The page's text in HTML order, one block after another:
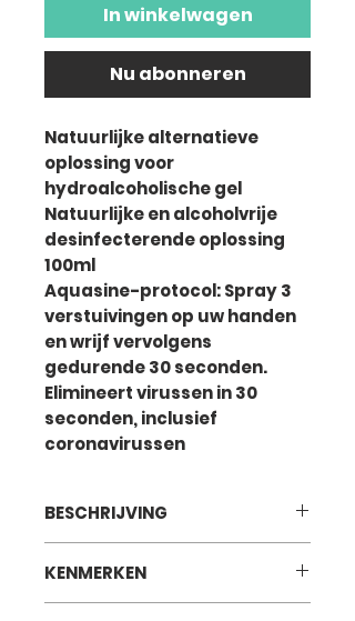
In winkelwagen
Nu abonneren
Natuurlijke alternatieve
oplossing voor
hydroalcoholische gel
Natuurlijke en alcoholvrije
desinfecterende oplossing
100ml
Aquasine-protocol: Spray 3
verstuivingen op uw handen
en wrijf vervolgens
gedurende 30 seconden.
Elimineert virussen in 30
seconden, inclusief
coronavirussen
BESCHRIJVING
alcoholvrije, bacteriedodende,
KENMERKEN